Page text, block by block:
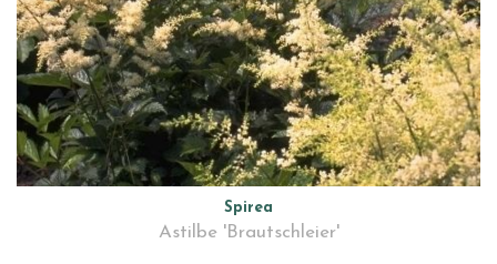
Spirea
Astilbe 'Brautschleier'